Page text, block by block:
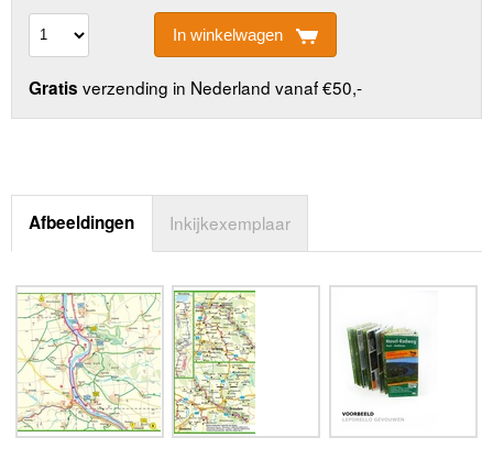
In winkelwagen
Gratis verzending in Nederland vanaf €50,-
Afbeeldingen Inkijkexemplaar